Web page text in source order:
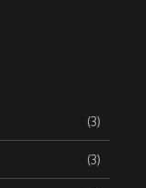
(3)
(3)